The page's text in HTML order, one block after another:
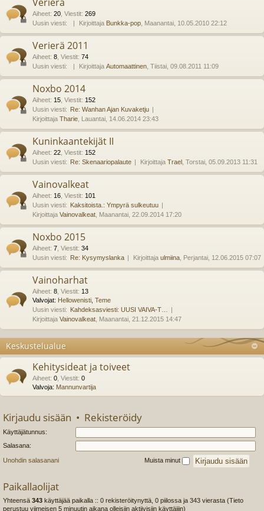
Aiheet: 20 Viestit: 269
Uusin viesti:
Kirjoittaja Bunkka-pop , Maanantai, 10.05.2010 22:12
Verierä 2011
Aiheet: 8 Viestit: 74
Uusin viesti:
Kirjoittaja Automaattinen , Tiistai, 09.08.2011 11:09
Noxbo 2014
Aiheet: 15 Viestit: 152
Uusin viesti: Re: Wanhan Ajan Kuvaketju
Kirjoittaja Tharie , Lauantai, 14.06.2014 23:43
Kuninkaantekijät II
Aiheet: 22 Viestit: 152
Uusin viesti: Re: Skenaariopalaute Kirjoittaja Trael , Torstai, 05.09.2013 11:31
Vainovalkeat
Aiheet: 16 Viestit: 101
Uusin viesti: Kaksitoista.: Ympyrä sulkeutuu
Kirjoittaja Vainovalkeat , Maanantai, 22.09.2014 17:20
Noxbo 2015
Aiheet: 7 Viestit: 34
Uusin viesti: Re: Kysymyslanka Kirjoittaja ulmiina , Perjantai, 12.06.2015 07:07
Vainoharhat
Aiheet: 8 Viestit: 13
Valvojat: Hellowenisti Teme
Uusin viesti: Kahdeksasviesti: UUSI VAIVA-T…
Kirjoittaja Vainovalkeat , Maanantai, 21.12.2015 14:47
Keskustelualue
Kehitysideat ja toiveet
Aiheet: 0 Viestit: 0
Valvoja: Mannunvartija
Kirjaudu sisään • Rekisteröidy
Käyttäjätunnus:
Salasana:
Unohdin salasanani Muista minut
Paikallaolijat
Yhteensä 343 käyttäjää paikalla :: 0 rekisteröitynyttä, 0 piilossa ja 343 vierasta (Tieto
perustuu viimeisen 5 minuutin aikana olleisiin aktiivisiin käyttäjiin)